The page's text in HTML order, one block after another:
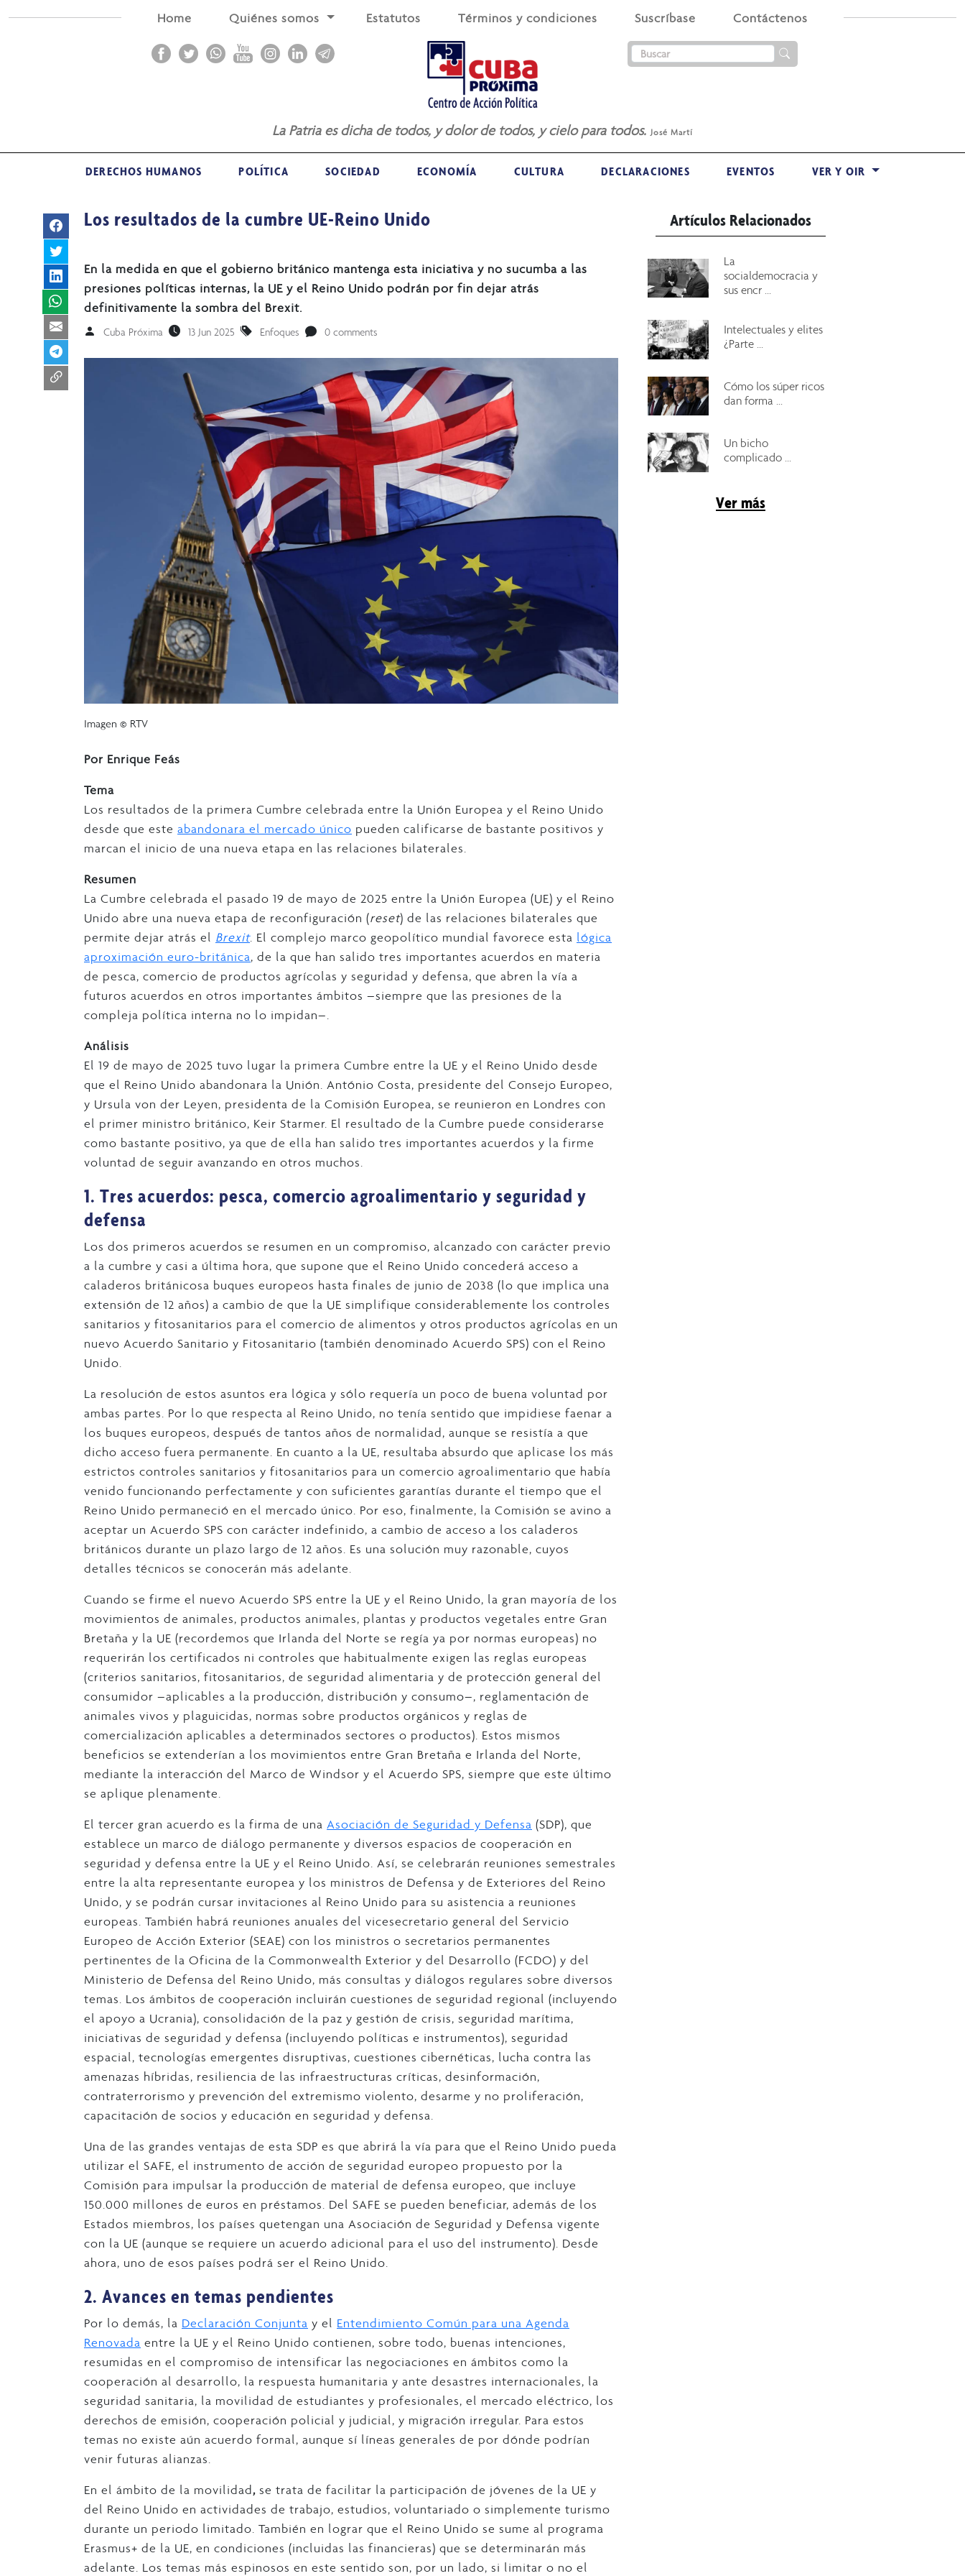
Home Quiénes somos Estatutos Términos y condiciones Suscríbase Contáctenos
La Patria es dicha de todos, y dolor de todos, y cielo para todos. José Martí
DERECHOS HUMANOS POLÍTICA SOCIEDAD ECONOMÍA CULTURA DECLARACIONES EVENTOS VER Y OIR
Los resultados de la cumbre UE-Reino Unido
En la medida en que el gobierno británico mantenga esta iniciativa y no sucumba a las
presiones políticas internas, la UE y el Reino Unido podrán por fin dejar atrás
definitivamente la sombra del Brexit.
Cuba Próxima 13 Jun 2025 Enfoques 0 comments
Imagen © RTV
Por Enrique Feás
Tema
Los resultados de la primera Cumbre celebrada entre la Unión Europea y el Reino Unido
desde que este abandonara el mercado único pueden calificarse de bastante positivos y
marcan el inicio de una nueva etapa en las relaciones bilaterales.
Resumen
La Cumbre celebrada el pasado 19 de mayo de 2025 entre la Unión Europea (UE) y el Reino
Unido abre una nueva etapa de reconfiguración (reset) de las relaciones bilaterales que
permite dejar atrás el Brexit. El complejo marco geopolítico mundial favorece esta lógica
aproximación euro-británica, de la que han salido tres importantes acuerdos en materia
de pesca, comercio de productos agrícolas y seguridad y defensa, que abren la vía a
futuros acuerdos en otros importantes ámbitos –siempre que las presiones de la
compleja política interna no lo impidan–.
Análisis
El 19 de mayo de 2025 tuvo lugar la primera Cumbre entre la UE y el Reino Unido desde
que el Reino Unido abandonara la Unión. António Costa, presidente del Consejo Europeo,
y Ursula von der Leyen, presidenta de la Comisión Europea, se reunieron en Londres con
el primer ministro británico, Keir Starmer. El resultado de la Cumbre puede considerarse
como bastante positivo, ya que de ella han salido tres importantes acuerdos y la firme
voluntad de seguir avanzando en otros muchos.
1. Tres acuerdos: pesca, comercio agroalimentario y seguridad y
defensa
Los dos primeros acuerdos se resumen en un compromiso, alcanzado con carácter previo
a la cumbre y casi a última hora, que supone que el Reino Unido concederá acceso a
caladeros británicosa buques europeos hasta finales de junio de 2038 (lo que implica una
extensión de 12 años) a cambio de que la UE simplifique considerablemente los controles
sanitarios y fitosanitarios para el comercio de alimentos y otros productos agrícolas en un
nuevo Acuerdo Sanitario y Fitosanitario (también denominado Acuerdo SPS) con el Reino
Unido.
La resolución de estos asuntos era lógica y sólo requería un poco de buena voluntad por
ambas partes. Por lo que respecta al Reino Unido, no tenía sentido que impidiese faenar a
los buques europeos, después de tantos años de normalidad, aunque se resistía a que
dicho acceso fuera permanente. En cuanto a la UE, resultaba absurdo que aplicase los más
estrictos controles sanitarios y fitosanitarios para un comercio agroalimentario que había
venido funcionando perfectamente y con suficientes garantías durante el tiempo que el
Reino Unido permaneció en el mercado único. Por eso, finalmente, la Comisión se avino a
aceptar un Acuerdo SPS con carácter indefinido, a cambio de acceso a los caladeros
británicos durante un plazo largo de 12 años. Es una solución muy razonable, cuyos
detalles técnicos se conocerán más adelante.
Cuando se firme el nuevo Acuerdo SPS entre la UE y el Reino Unido, la gran mayoría de los
movimientos de animales, productos animales, plantas y productos vegetales entre Gran
Bretaña y la UE (recordemos que Irlanda del Norte se regía ya por normas europeas) no
requerirán los certificados ni controles que habitualmente exigen las reglas europeas
(criterios sanitarios, fitosanitarios, de seguridad alimentaria y de protección general del
consumidor –aplicables a la producción, distribución y consumo–, reglamentación de
animales vivos y plaguicidas, normas sobre productos orgánicos y reglas de
comercialización aplicables a determinados sectores o productos). Estos mismos
beneficios se extenderían a los movimientos entre Gran Bretaña e Irlanda del Norte,
mediante la interacción del Marco de Windsor y el Acuerdo SPS, siempre que este último
se aplique plenamente.
El tercer gran acuerdo es la firma de una Asociación de Seguridad y Defensa (SDP), que
establece un marco de diálogo permanente y diversos espacios de cooperación en
seguridad y defensa entre la UE y el Reino Unido. Así, se celebrarán reuniones semestrales
entre la alta representante europea y los ministros de Defensa y de Exteriores del Reino
Unido, y se podrán cursar invitaciones al Reino Unido para su asistencia a reuniones
europeas. También habrá reuniones anuales del vicesecretario general del Servicio
Europeo de Acción Exterior (SEAE) con los ministros o secretarios permanentes
pertinentes de la Oficina de la Commonwealth Exterior y del Desarrollo (FCDO) y del
Ministerio de Defensa del Reino Unido, más consultas y diálogos regulares sobre diversos
temas. Los ámbitos de cooperación incluirán cuestiones de seguridad regional (incluyendo
el apoyo a Ucrania), consolidación de la paz y gestión de crisis, seguridad marítima,
iniciativas de seguridad y defensa (incluyendo políticas e instrumentos), seguridad
espacial, tecnologías emergentes disruptivas, cuestiones cibernéticas, lucha contra las
amenazas híbridas, resiliencia de las infraestructuras críticas, desinformación,
contraterrorismo y prevención del extremismo violento, desarme y no proliferación,
capacitación de socios y educación en seguridad y defensa.
Una de las grandes ventajas de esta SDP es que abrirá la vía para que el Reino Unido pueda
utilizar el SAFE, el instrumento de acción de seguridad europeo propuesto por la
Comisión para impulsar la producción de material de defensa europeo, que incluye
150.000 millones de euros en préstamos. Del SAFE se pueden beneficiar, además de los
Estados miembros, los países quetengan una Asociación de Seguridad y Defensa vigente
con la UE (aunque se requiere un acuerdo adicional para el uso del instrumento). Desde
ahora, uno de esos países podrá ser el Reino Unido.
2. Avances en temas pendientes
Por lo demás, la Declaración Conjunta y el Entendimiento Común para una Agenda
Renovada entre la UE y el Reino Unido contienen, sobre todo, buenas intenciones,
resumidas en el compromiso de intensificar las negociaciones en ámbitos como la
cooperación al desarrollo, la respuesta humanitaria y ante desastres internacionales, la
seguridad sanitaria, la movilidad de estudiantes y profesionales, el mercado eléctrico, los
derechos de emisión, cooperación policial y judicial, y migración irregular. Para estos
temas no existe aún acuerdo formal, aunque sí líneas generales de por dónde podrían
venir futuras alianzas.
En el ámbito de la movilidad, se trata de facilitar la participación de jóvenes de la UE y
del Reino Unido en actividades de trabajo, estudios, voluntariado o simplemente turismo
durante un periodo limitado. También en lograr que el Reino Unido se sume al programa
Erasmus+ de la UE, en condiciones (incluidas las financieras) que se determinarán más
adelante. Los temas más espinosos en este sentido son, por un lado, si limitar o no el
Artículos Relacionados
La
socialdemocracia y
sus encr ...
Intelectuales y elites
¿Parte ...
Cómo los súper ricos
dan forma ...
Un bicho
complicado ...
Ver más